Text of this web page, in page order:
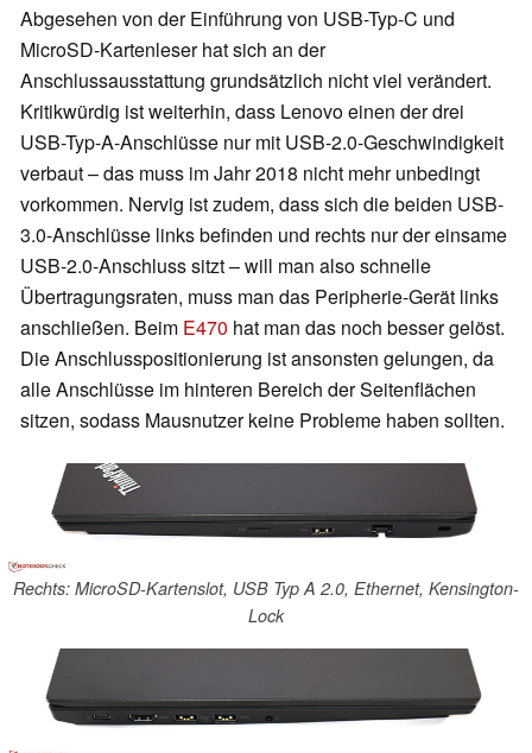
Abgesehen von der Einführung von USB-Typ-C und
MicroSD-Kartenleser hat sich an der
Anschlussausstattung grundsätzlich nicht viel verändert.
Kritikwürdig ist weiterhin, dass Lenovo einen der drei
USB-Typ-A-Anschlüsse nur mit USB-2.0-Geschwindigkeit
verbaut – das muss im Jahr 2018 nicht mehr unbedingt
vorkommen. Nervig ist zudem, dass sich die beiden USB-
3.0-Anschlüsse links befinden und rechts nur der einsame
USB-2.0-Anschluss sitzt – will man also schnelle
Übertragungsraten, muss man das Peripherie-Gerät links
anschließen. Beim E470 hat man das noch besser gelöst.
Die Anschlusspositionierung ist ansonsten gelungen, da
alle Anschlüsse im hinteren Bereich der Seitenflächen
sitzen, sodass Mausnutzer keine Probleme haben sollten.
Rechts: MicroSD-Kartenslot, USB Typ A 2.0, Ethernet, Kensington-
Lock